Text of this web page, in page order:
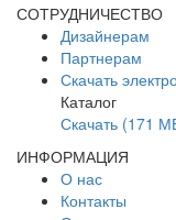
СОТРУДНИЧЕСТВО
Дизайнерам
Партнерам
Скачать
Каталог
Скачать (171
ИНФОРМАЦИЯ
О нас
Контакты